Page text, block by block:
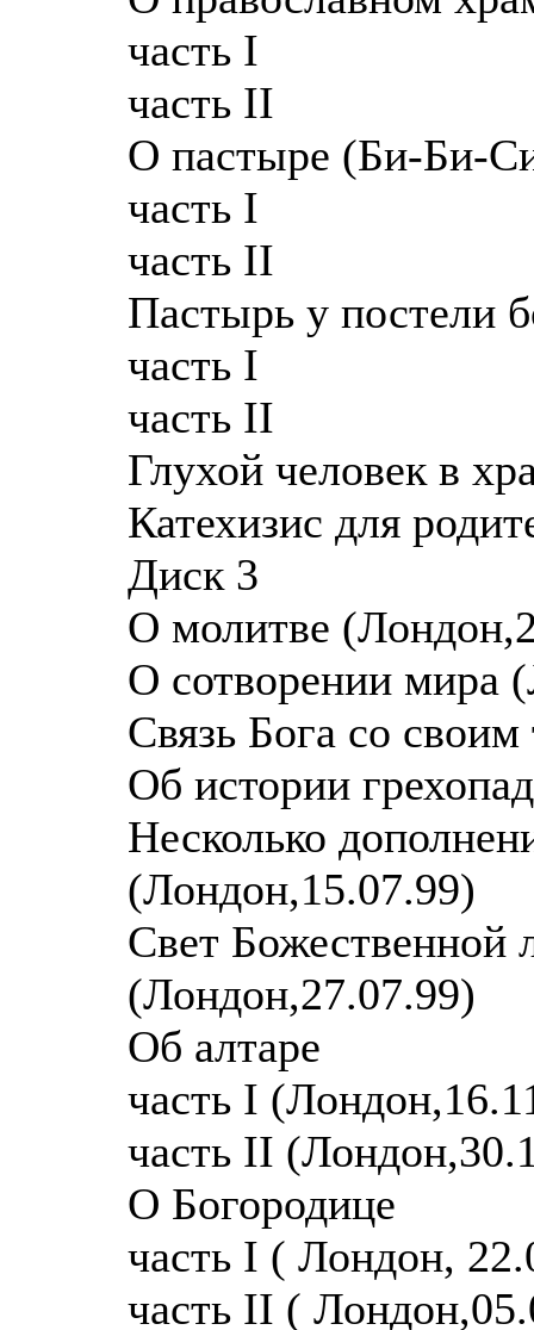
часть I
часть II
О пастыре (Би-Би-
часть I
часть II
Пастырь у постели
часть I
часть II
Глухой человек в
Катехизис для
Диск 3
О молитве
О сотворении мира
Связь Бога со
Об истории
Несколько
(Лондон,15.07.99)
Свет Божественной
(Лондон,27.07.99)
Об алтаре
часть I
часть II
О Богородице
часть I ( Лондон,
часть II (